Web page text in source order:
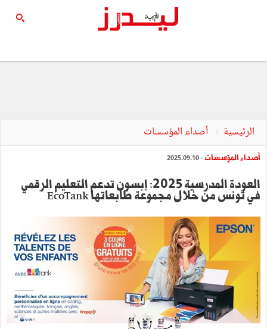
الرئيسية أصداء المؤسسات
أصداء المؤسسات- 2025.09.10
العودة المدرسية 2025: إبسون تدعم التعليم الرقمي
في تونس من خلال مجموعة طابعاتها EcoTank